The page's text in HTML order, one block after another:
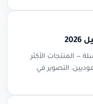
— المنتجات الأكثر
التصوير في